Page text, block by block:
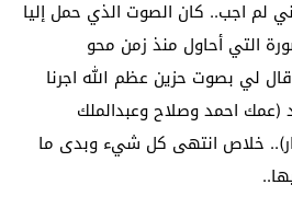
لم اجب.. كان الصوت الذي حمل إليا
التي أحاول منذ زمن محو
لي بصوت حزين عظم الله اجرنا
احمد وصلاح وعبدالملك
خلاص انتهى كل شيء وبدى ما